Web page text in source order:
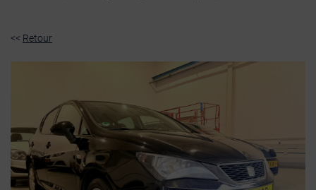
<< Retour